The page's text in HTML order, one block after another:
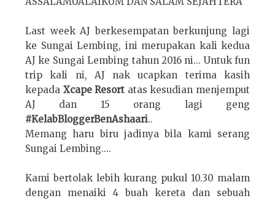
Last week AJ berkesempatan berkunjung lagi
ke Sungai Lembing, ini merupakan kali kedua
AJ ke Sungai Lembing tahun 2016 ni... Untuk fun
trip kali ni, AJ nak ucapkan terima kasih
kepada Xcape Resort atas kesudian menjemput
AJ dan 15 orang lagi geng
#KelabBloggerBenAshaari..
Memang haru biru jadinya bila kami serang
Sungai Lembing....
Kami bertolak lebih kurang pukul 10.30 malam
dengan menaiki 4 buah kereta dan sebuah